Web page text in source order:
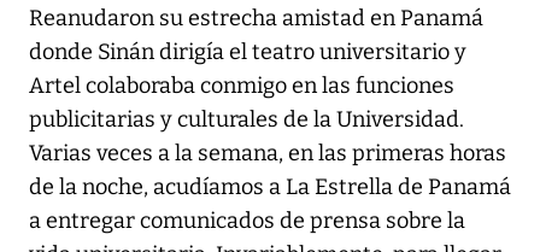
Reanudaron su estrecha amistad en Panamá
donde Sinán dirigía el teatro universitario y
Artel colaboraba conmigo en las funciones
publicitarias y culturales de la Universidad.
Varias veces a la semana, en las primeras horas
de la noche, acudíamos a La Estrella de Panamá
a entregar comunicados de prensa sobre la